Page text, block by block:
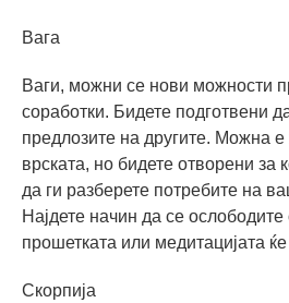
Вага
Ваги, можни се нови можности
соработки. Бидете подготвени
предлозите на другите. Можна е
врската, но бидете отворени
да ги разберете потребите на
Најдете начин да се ослободите
прошетката или медитацијата
Скорпија